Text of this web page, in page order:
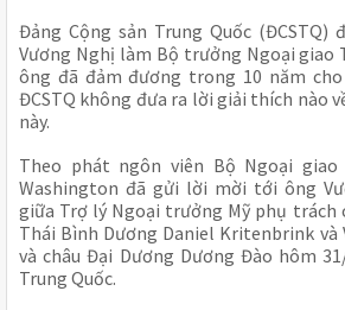
Đảng Cộng sản Trung Quốc
Vương Nghị làm Bộ trưởng Ngoại giao
ông đã đảm đương trong 10 năm cho
ĐCSTQ không đưa ra lời giải thích nào
này.
Theo phát ngôn viên Bộ Ngoại giao
Washington đã gửi lời mời tới ông
giữa Trợ lý Ngoại trưởng Mỹ phụ trách
Thái Bình Dương Daniel Kritenbrink và
và châu Đại Dương Dương Đào hôm
Trung Quốc.